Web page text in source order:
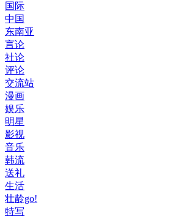
国际
中国
东南亚
言论
社论
评论
交流站
漫画
娱乐
明星
影视
音乐
韩流
送礼
生活
壮龄go!
特写